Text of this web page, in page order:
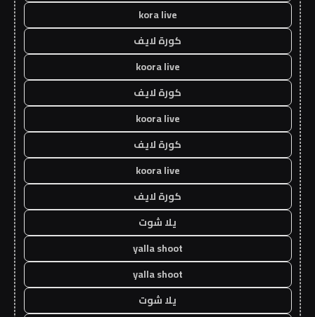
kora live
كورة لايف
koora live
كورة لايف
koora live
كورة لايف
koora live
كورة لايف
يلا شوت
yalla shoot
yalla shoot
يلا شوت